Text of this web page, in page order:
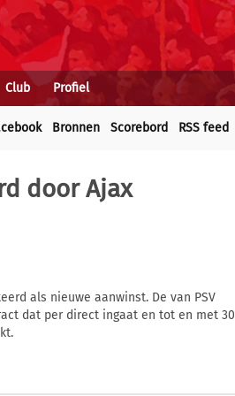
Club Profiel
Bronnen Scorebord RSS feed
door Ajax
als nieuwe aanwinst. De van PSV
dat per direct ingaat en tot en met 30